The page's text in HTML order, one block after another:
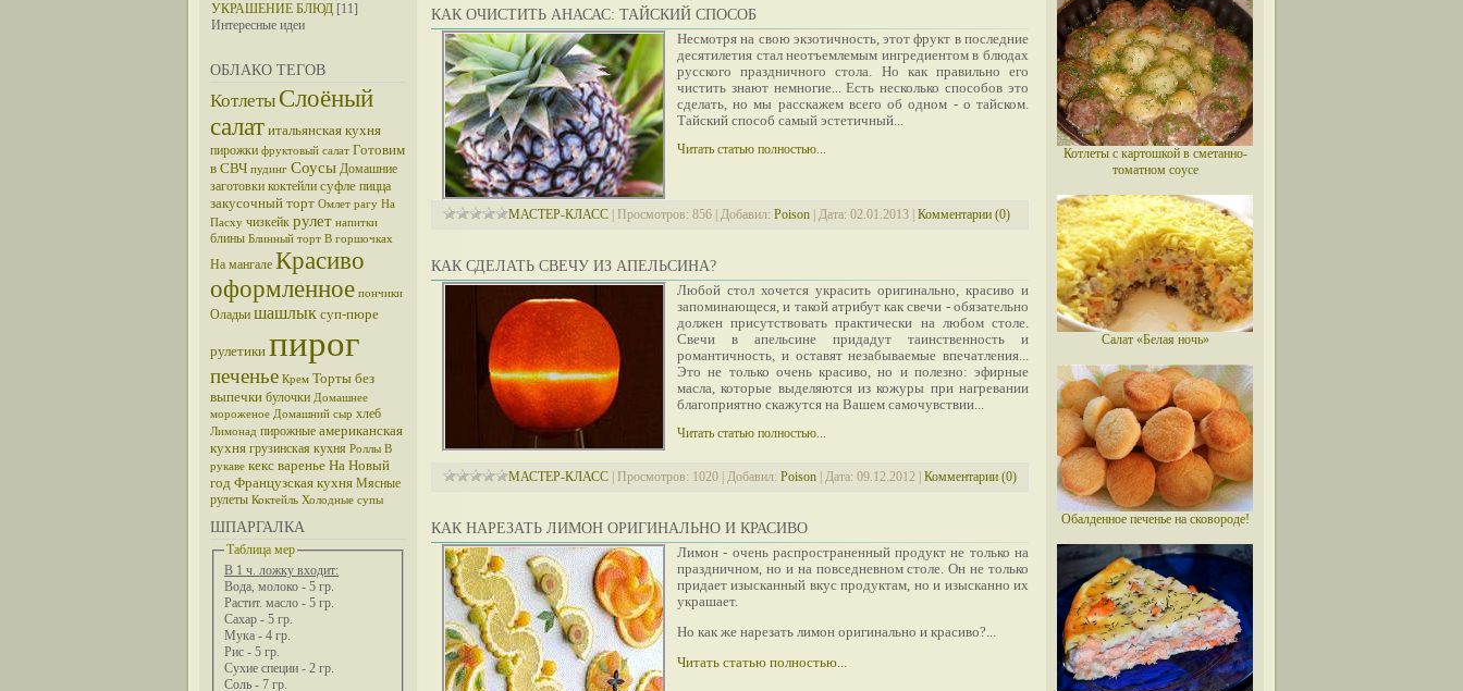
УКРАШЕНИЕ БЛЮД [11]
Интересные идеи
ОБЛАКО ТЕГОВ
Котлеты Слоёный
салат итальянская кухня
пирожки фруктовый салат Готовим
в СВЧ пудинг Соусы Домашние
заготовки коктейли суфле пицца
закусочный торт Омлет рагу На
Пасху чизкейк рулет напитки
блины Блинный торт В горшочках
На мангале Красиво
оформленное пончики
Оладьи шашлык суп-пюре
рулетики пирог
печенье Крем Торты без
выпечки булочки Домашнее
мороженое Домашний сыр хлеб
Лимонад пирожные американская
кухня грузинская кухня Роллы В
рукаве кекс варенье На Новый
год Французская кухня Мясные
рулеты Коктейль Холодные супы
ШПАРГАЛКА
Таблица мер
В 1 ч. ложку входит:
Вода, молоко - 5 гр.
Растит. масло - 5 гр.
Сахар - 5 гр.
Мука - 4 гр.
Рис - 5 гр.
Сухие специи - 2 гр.
Соль - 7 гр.
Котлеты с картошкой в сметанно-
томатном соусе
Салат «Белая ночь»
Обалденное печенье на сковороде!
КАК ОЧИСТИТЬ АНАСАС: ТАЙСКИЙ СПОСОБ
Несмотря на свою экзотичность, этот фрукт в последние
десятилетия стал неотъемлемым ингредиентом в блюдах
русского праздничного стола. Но как правильно его
чистить знают немногие... Есть несколько способов это
сделать, но мы расскажем всего об одном - о тайском.
Тайский способ самый эстетичный...
Читать статью полностью...
МАСТЕР-КЛАСС Просмотров: 856 Добавил: Poison Дата: 02.01.2013 Комментарии (0)
КАК СДЕЛАТЬ СВЕЧУ ИЗ АПЕЛЬСИНА?
Любой стол хочется украсить оригинально, красиво и
запоминающеся, и такой атрибут как свечи - обязательно
должен присутствовать практически на любом столе.
Свечи в апельсине придадут таинственность и
романтичность, и оставят незабываемые впечатления...
Это не только очень красиво, но и полезно: эфирные
масла, которые выделяются из кожуры при нагревании
благоприятно скажутся на Вашем самочувствии...
Читать статью полностью...
МАСТЕР-КЛАСС Просмотров: 1020 Добавил: Poison Дата: 09.12.2012 Комментарии (0)
КАК НАРЕЗАТЬ ЛИМОН ОРИГИНАЛЬНО И КРАСИВО
Лимон - очень распространенный продукт не только на
праздничном, но и на повседневном столе. Он не только
придает изысканный вкус продуктам, но и изысканно их
украшает.
Но как же нарезать лимон оригинально и красиво?...
Читать статью полностью...